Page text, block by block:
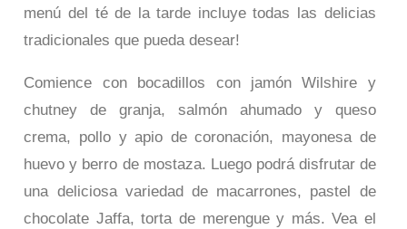
menú del té de la tarde incluye todas las delicias
tradicionales que pueda desear!
Comience con bocadillos con jamón Wilshire y
chutney de granja, salmón ahumado y queso
crema, pollo y apio de coronación, mayonesa de
huevo y berro de mostaza. Luego podrá disfrutar de
una deliciosa variedad de macarrones, pastel de
chocolate Jaffa, torta de merengue y más. Vea el